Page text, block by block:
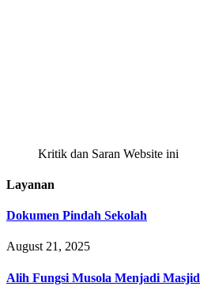
Kritik dan Saran Website ini
Layanan
Dokumen Pindah Sekolah
August 21, 2025
Alih Fungsi Musola Menjadi Masjid